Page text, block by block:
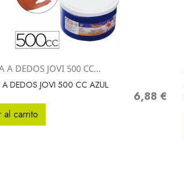
 Vista rápida
A DEDOS JOVI 500 CC...
A DEDOS JOVI 500 CC AZUL
Precio
6,88 €
al carrito